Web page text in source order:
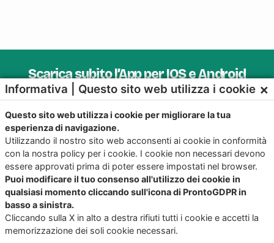
Scarica subito l’App per IOS e Android
Provala, è Gratis!
Informativa | Questo sito web utilizza i cookie ×
Questo sito web utilizza i cookie per migliorare la tua
esperienza di navigazione.
Utilizzando il nostro sito web acconsenti ai cookie in conformità
con la nostra policy per i cookie. I cookie non necessari devono
essere approvati prima di poter essere impostati nel browser.
Puoi modificare il tuo consenso all'utilizzo dei cookie in
qualsiasi momento cliccando sull'icona di ProntoGDPR in
basso a sinistra.
Cliccando sulla X in alto a destra rifiuti tutti i cookie e accetti la
memorizzazione dei soli cookie necessari.